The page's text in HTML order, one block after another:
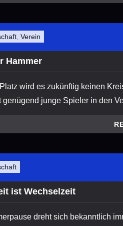
Verein
Hammer
wird es zukünftig keinen
genügend junge Spieler in den
ist Wechselzeit
dreht sich bekanntlich